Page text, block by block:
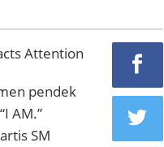
pendek
AM.”
SM